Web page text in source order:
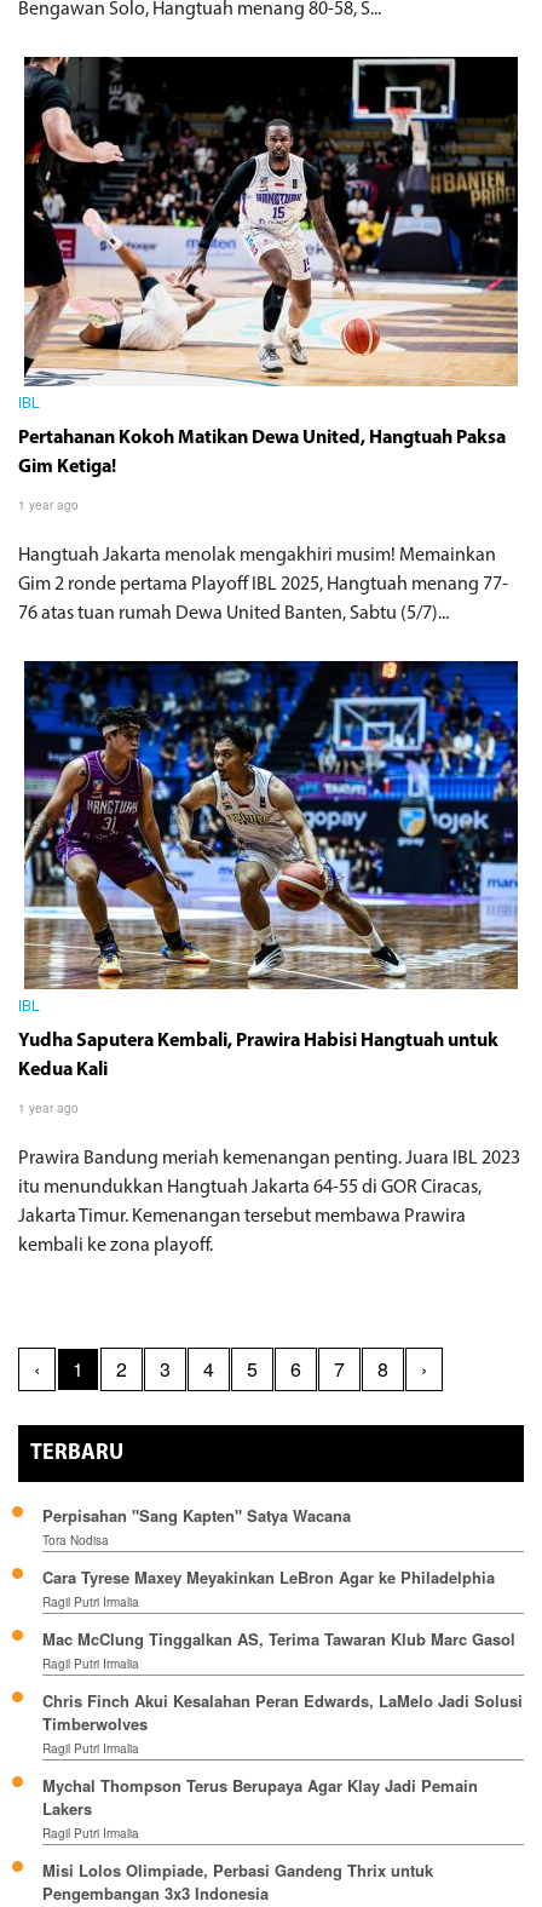
Bengawan Solo, Hangtuah menang 80-58, S...
IBL
Pertahanan Kokoh Matikan Dewa United, Hangtuah Paksa
Gim Ketiga!
1 year ago
Hangtuah Jakarta menolak mengakhiri musim! Memainkan
Gim 2 ronde pertama Playoff IBL 2025, Hangtuah menang 77-
76 atas tuan rumah Dewa United Banten, Sabtu (5/7)...
IBL
Yudha Saputera Kembali, Prawira Habisi Hangtuah untuk
Kedua Kali
1 year ago
Prawira Bandung meriah kemenangan penting. Juara IBL 2023
itu menundukkan Hangtuah Jakarta 64-55 di GOR Ciracas,
Jakarta Timur. Kemenangan tersebut membawa Prawira
kembali ke zona playoff.
‹ 1 2 3 4 5 6 7 8 ›
TERBARU
Perpisahan "Sang Kapten" Satya Wacana
Tora Nodisa
Cara Tyrese Maxey Meyakinkan LeBron Agar ke Philadelphia
Ragil Putri Irmalia
Mac McClung Tinggalkan AS, Terima Tawaran Klub Marc Gasol
Ragil Putri Irmalia
Chris Finch Akui Kesalahan Peran Edwards, LaMelo Jadi Solusi
Timberwolves
Ragil Putri Irmalia
Mychal Thompson Terus Berupaya Agar Klay Jadi Pemain
Lakers
Ragil Putri Irmalia
Misi Lolos Olimpiade, Perbasi Gandeng Thrix untuk
Pengembangan 3x3 Indonesia